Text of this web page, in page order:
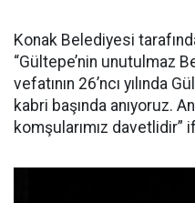
Konak Belediyesi
“Gültepe’nin unutulmaz
vefatının 26’ncı yılında
kabri başında anıyoruz.
komşularımız